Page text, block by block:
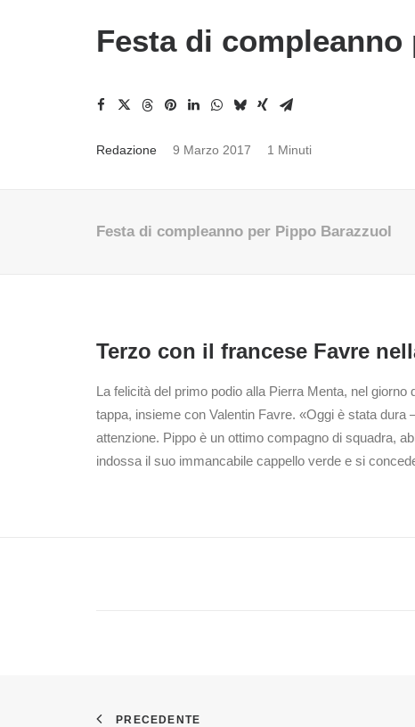
Festa di
Redazione 9 Marzo 2017 1 Minuti
Festa di compleanno per Pippo Barazzuol
Terzo con il francese Favre
La felicità del primo podio alla Pierra Menta, nel
tappa, insieme con Valentin Favre. «Oggi è stata
attenzione. Pippo è un ottimo compagno di squadra,
indossa il suo immancabile cappello verde e si
PRECEDENTE